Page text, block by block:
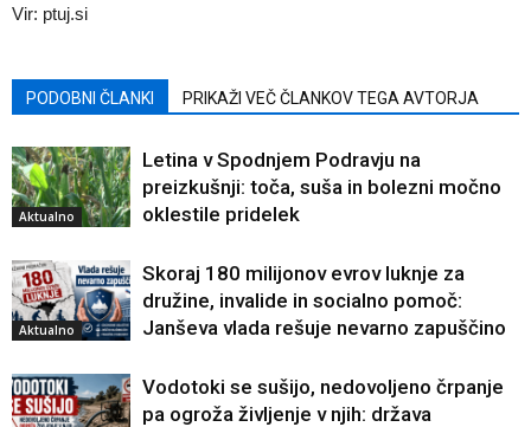
Vir: ptuj.si
PODOBNI ČLANKI PRIKAŽI VEČ ČLANKOV TEGA AVTORJA
Aktualno
Letina v Spodnjem Podravju na
preizkušnji: toča, suša in bolezni močno
oklestile pridelek
Aktualno
Skoraj 180 milijonov evrov luknje za
družine, invalide in socialno pomoč:
Janševa vlada rešuje nevarno zapuščino
Vodotoki se sušijo, nedovoljeno črpanje
pa ogroža življenje v njih: država